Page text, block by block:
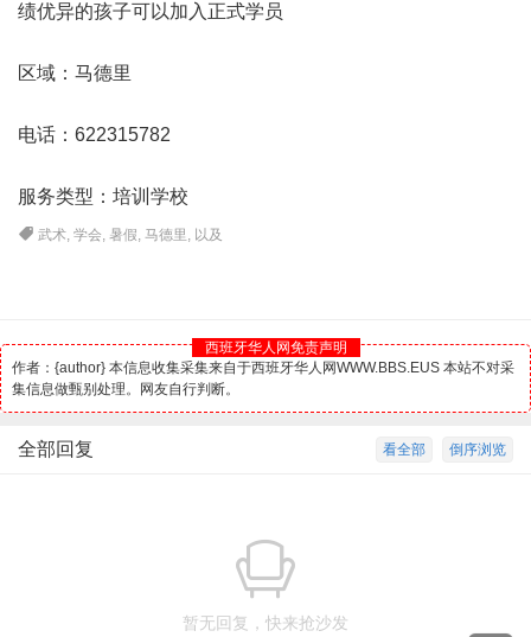
绩优异的孩子可以加入正式学员
区域：马德里
电话：622315782
服务类型：培训学校
武术,学会,暑假,马德里 , 以及
西班牙华人网免责声明
作者：{author} 本信息收集采集来自于西班牙华人网WWW.BBS.EUS 本站不对采
集信息做甄别处理。网友自行判断。
倒序浏览
看全部
全部回复
暂无回复，快来抢沙发